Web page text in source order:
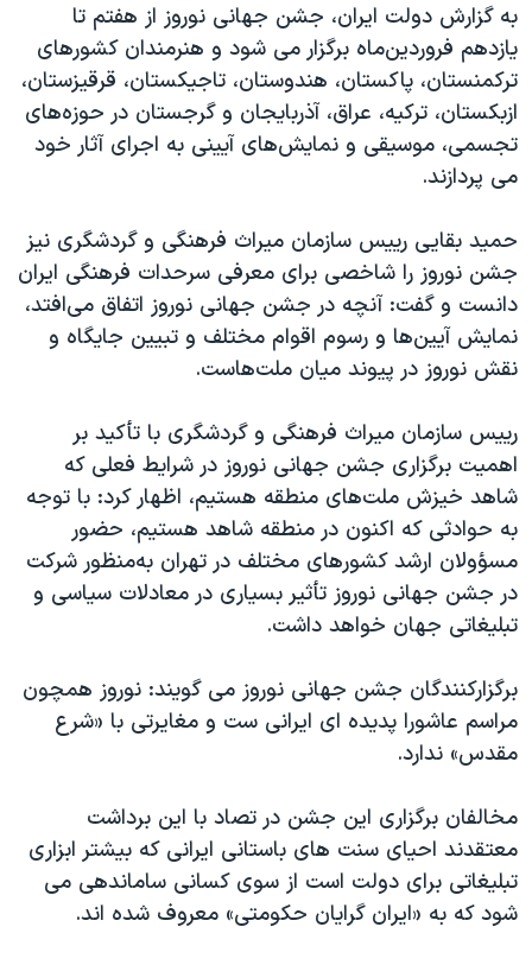
صفحه‌های ویژه
سفر پرزیدنت ترامپ به چین
به گزارش دولت ایران، جشن جهانی نوروز از هفتم تا
یازدهم فروردین‌ماه برگزار می شود و هنرمندان کشورهای
ترکمنستان، پاکستان، هندوستان، تاجیکستان، قرقیزستان،
ازبکستان، ترکیه، عراق، آذربایجان و گرجستان در حوزه‌های
تجسمی، موسیقی و نمایش‌های آیینی به اجرای آثار خود
می پردازند.
حمید بقایی رییس سازمان میراث فرهنگی و گردشگری نیز
جشن نوروز را شاخصی برای معرفی سرحدات فرهنگی ایران
دانست و گفت: آنچه در جشن جهانی نوروز اتفاق می‌افتد،
نمایش آیین‌ها و رسوم اقوام مختلف و تبیین جایگاه و
نقش نوروز در پیوند میان ملت‌هاست.
رییس سازمان میراث فرهنگی و گردشگری با تأكید بر
اهمیت برگزاری جشن جهانی نوروز در شرایط فعلی كه
شاهد خیزش ملت‌های منطقه هستیم، اظهار كرد: با توجه
به حوادثی كه اكنون در منطقه شاهد هستیم، حضور
مسؤولان ارشد كشورهای مختلف در تهران به‌منظور شركت
در جشن جهانی نوروز تأثیر بسیاری در معادلات سیاسی و
تبلیغاتی جهان خواهد داشت.
برگزارکنندگان جشن جهانی نوروز می گویند: نوروز همچون
مراسم عاشورا پدیده ای ایرانی ست و مغایرتی با «شرع
مقدس» ندارد.
مخالفان برگزاری این جشن در تصاد با این برداشت
معتقدند احیای سنت های باستانی ایرانی که بیشتر ابزاری
تبلیغاتی برای دولت است از سوی کسانی ساماندهی می
شود که به «ایران گرایان حکومتی» معروف شده اند.